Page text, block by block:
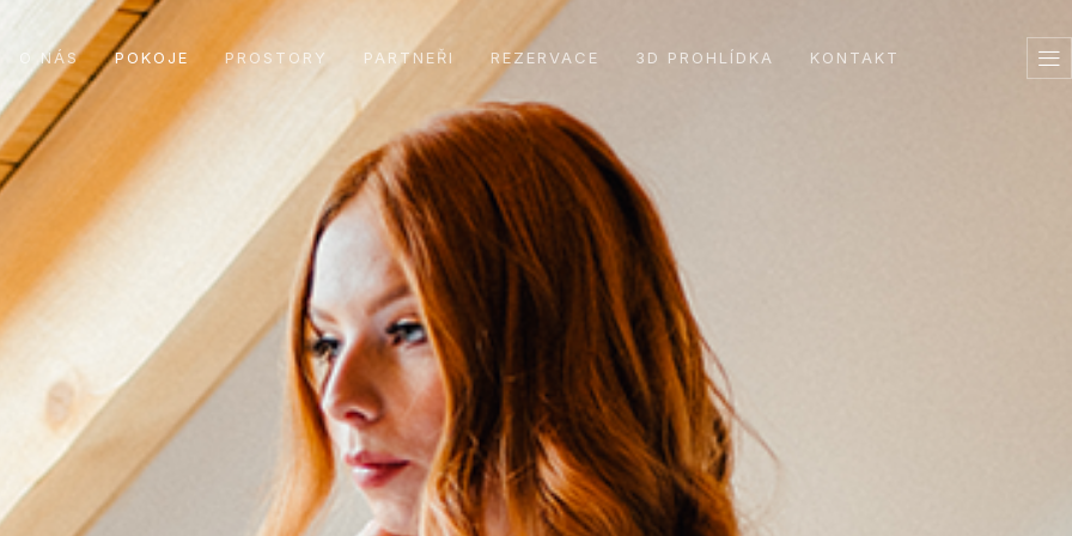
O NÁS POKOJE PROSTORY PARTNEŘI REZERVACE 3D PROHLÍDKA KONTAKT